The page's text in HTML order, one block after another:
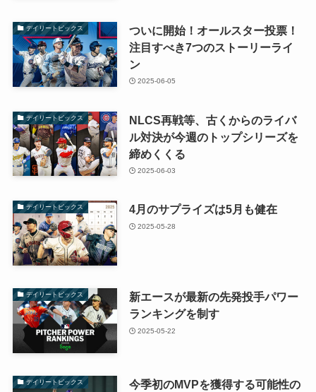
デイリートピックス
ついに開始！オールスター投票！
注目すべき7つのストーリーライ
ン
2025-06-05
デイリートピックス
NLCS再戦等、古くからのライバ
ル対決が今週のトップシリーズを
締めくくる
2025-06-03
デイリートピックス 4月のサプライズは5月も健在
2025-05-28
デイリートピックス
新エースが最新の先発投手パワー
ランキングを制す
2025-05-22
デイリートピックス
今季初のMVPを獲得する可能性の